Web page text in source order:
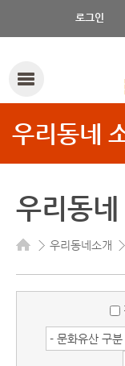
로그인
우리동네
우리동
우리동네소개